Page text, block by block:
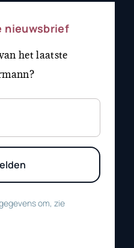
nieuwsbrief
het laatste
om, zie